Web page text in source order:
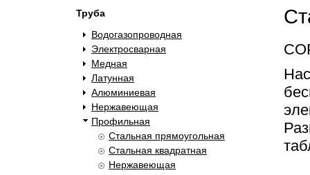
Труба
Водогазопроводная
Электросварная
Медная
Латунная
Алюминиевая
Нержавеющая
Профильная
Стальная прямоугольная
Стальная квадратная
Нержавеющая